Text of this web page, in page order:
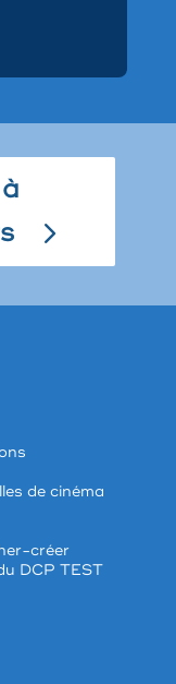
de cinéma
créer
DCP TEST